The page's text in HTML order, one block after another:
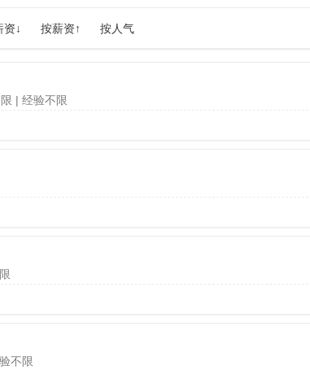
资↓ 按薪资↑ 按人气
| 经验不限
不限